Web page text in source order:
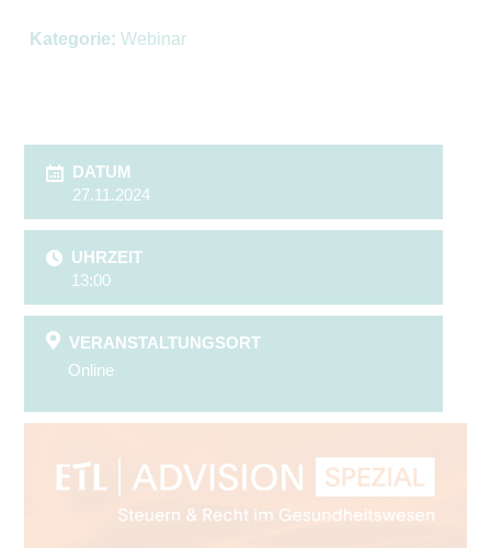
Kategorie: Webinar
DATUM
27.11.2024
UHRZEIT
13:00
VERANSTALTUNGSORT
Online